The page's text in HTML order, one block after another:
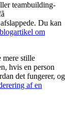
teambuilding-
Du kan
om
mere stille
hvis en person
det fungerer, og
af en